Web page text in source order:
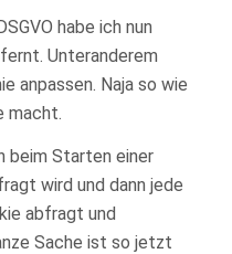
habe ich nun
Unteranderem
anpassen. Naja so wie
macht.
beim Starten einer
wird und dann jede
abfragt und
Sache ist so jetzt